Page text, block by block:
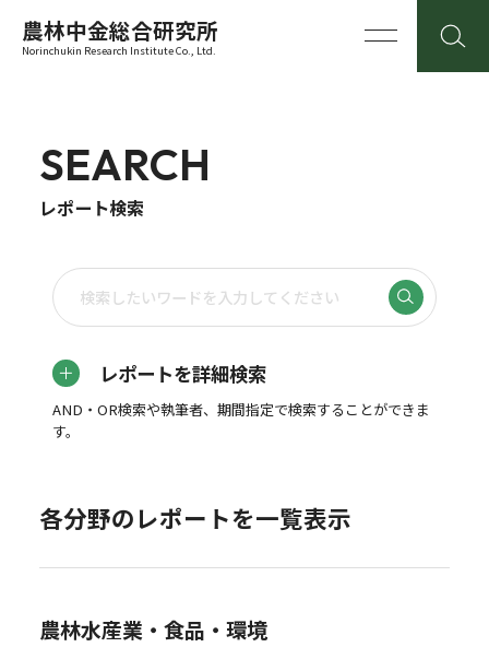
農林中金総合研究所
Norinchukin Research Institute Co., Ltd.
SEARCH
レポート検索
レポートを詳細検索
AND・OR検索や執筆者、期間指定で検索することができま
す。
各分野のレポートを一覧表示
農林水産業・食品・環境